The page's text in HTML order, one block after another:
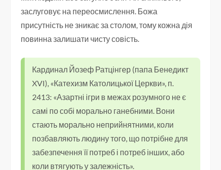
заслуговує на переосмислення. Божа
присутність не зникає за столом, тому кожна дія
повинна залишати чисту совість.
Кардинал Йозеф Ратцінгер (папа Бенедикт
XVI), «Катехизм Католицької Церкви», п.
2413: «Азартні ігри в межах розумного не є
самі по собі морально ганебними. Вони
стають морально неприйнятними, коли
позбавляють людину того, що потрібне для
забезпечення її потреб і потреб інших, або
коли втягують у залежність».